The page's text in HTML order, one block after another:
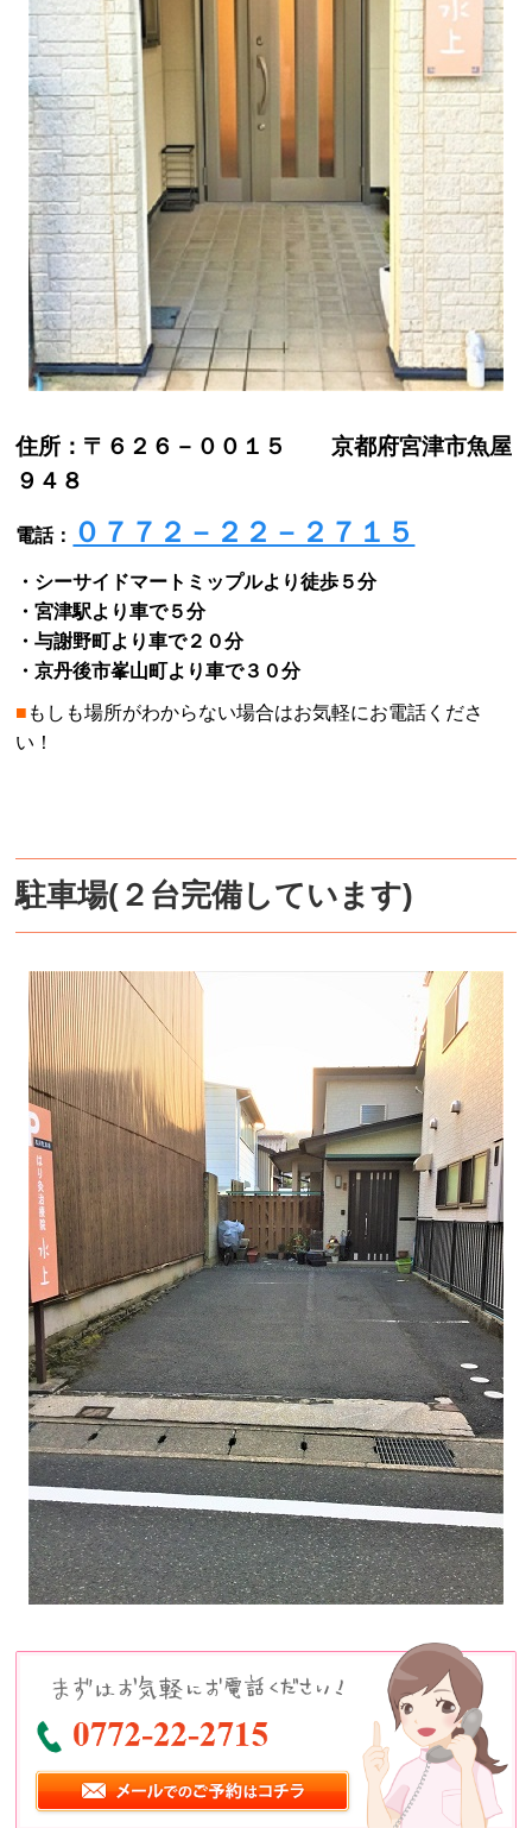
住所：〒６２６－００１５ 京都府宮津市魚屋
９４８
電話： ０７７２－２２－２７１５
・シーサイドマートミップルより徒歩５分
・宮津駅より車で５分
・与謝野町より車で２０分
・京丹後市峯山町より車で３０分
■ もしも場所がわからない場合はお気軽にお電話くださ
い！
駐車場(２台完備しています)